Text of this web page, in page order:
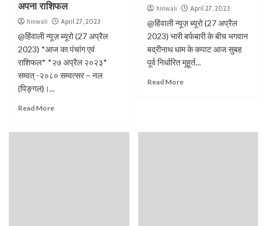
अपना राशिफल
hinwali April 27, 2023
@हिंवाली न्यूज़ ब्यूरो (27 अप्रैल
2023) *आज का पंचांग एवं
राशिफल* *२७ अप्रैल २०२३*
सम्वत् -२०८० सम्वत्सर – नल
(पिङ्गल)।...
Read More
hinwali April 27, 2023
@हिंवाली न्यूज़ ब्यूरो (27 अप्रैल
2023) भारी बर्फबारी के बीच भगवान
बद्रीनाथ धाम के कपाट आज सुबह
पूर्व निर्धारित मूहूर्त...
Read More